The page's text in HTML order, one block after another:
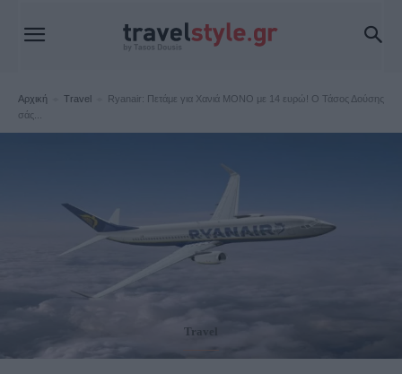
Αρχική Travel
Ryanair: Πετάμε για Χανιά ΜΟΝΟ με 14 ευρώ! Ο Τάσος Δούσης
σάς...
Travel